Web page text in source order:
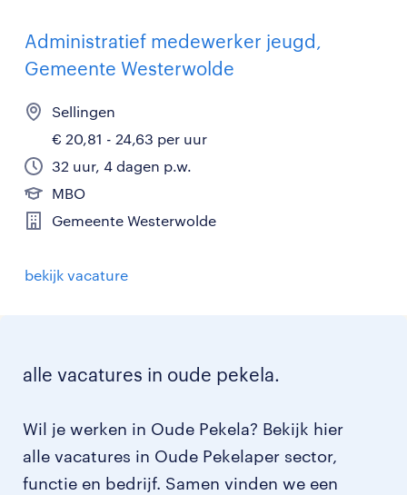
Administratief medewerker jeugd,
Gemeente Westerwolde
Sellingen
€ 20,81 - 24,63 per uur
32 uur, 4 dagen p.w.
MBO
Gemeente Westerwolde
bekijk vacature
alle vacatures in oude pekela.
Wil je werken in Oude Pekela? Bekijk hier
alle vacatures in Oude Pekelaper sector,
functie en bedrijf. Samen vinden we een